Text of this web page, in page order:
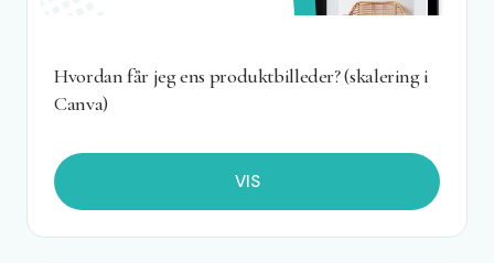
Hvordan får jeg ens produktbilleder? (skalering i
Canva)
VIS